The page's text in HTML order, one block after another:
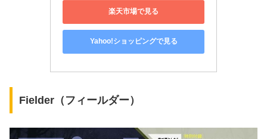
楽天市場で見る
Yahoo!ショッピングで見る
Fielder（フィールダー）